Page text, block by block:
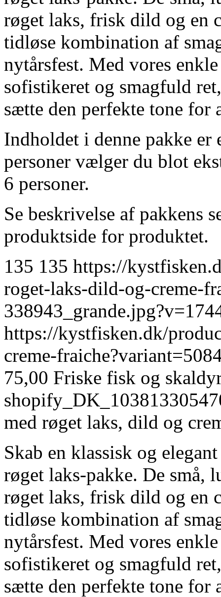
røget laks, frisk dild og en
tidløse kombination af
nytårsfest. Med vores
sofistikeret og smagfuld
sætte den perfekte tone for
Indholdet i denne pakke
personer vælger du blot
6 personer.
Se beskrivelse af pakkens
produktside for produktet.
135 135 https://
roget-laks-dild-og-creme-
https://kystfisken.dk/
creme-
75,00 Friske fisk og
med røget laks, dild og
Skab en klassisk og
røget laks-pakke. De små,
røget laks, frisk dild og en
tidløse kombination af
nytårsfest. Med vores
sofistikeret og smagfuld
sætte den perfekte tone for